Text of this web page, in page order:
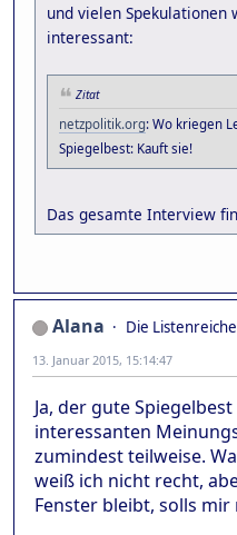
und vielen Spekulationen
interessant:
Zitat
netzpolitik.org: Wo kriegen
Spiegelbest: Kauft sie!
Das gesamte Interview
Alana Die Listenreiche
13. Januar 2015, 15:14:47
Ja, der gute
interessanten
zumindest teilweise.
weiß ich nicht recht,
Fenster bleibt, solls mir